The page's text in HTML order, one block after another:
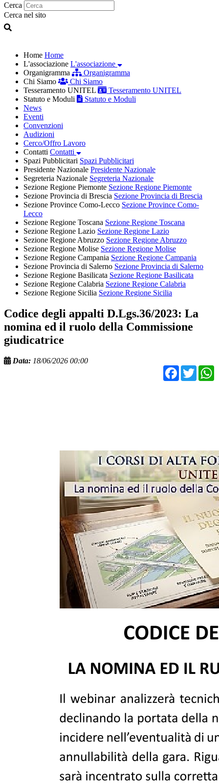
Cerca
Cerca nel sito
Home Home
L'associazione L'associazione
Organigramma
Organigramma
Chi Siamo
Chi Siamo
Tesseramento UNITEL
Tesseramento UNITEL
Statuto e Moduli
Statuto e Moduli
News
Eventi
Convenzioni
Audizioni
Cerco/Offro Lavoro
Contatti Contatti
Spazi Pubblicitari Spazi Pubblicitari
Presidente Nazionale Presidente Nazionale
Segreteria Nazionale Segreteria Nazionale
Sezione Regione Piemonte Sezione Regione Piemonte
Sezione Provincia di Brescia Sezione Provincia di Brescia
Sezione Province Como-Lecco Sezione Province Como-
Lecco
Sezione Regione Toscana Sezione Regione Toscana
Sezione Regione Lazio Sezione Regione Lazio
Sezione Regione Abruzzo Sezione Regione Abruzzo
Sezione Regione Molise Sezione Regione Molise
Sezione Regione Campania Sezione Regione Campania
Sezione Provincia di Salerno Sezione Provincia di Salerno
Sezione Regione Basilicata Sezione Regione Basilicata
Sezione Regione Calabria Sezione Regione Calabria
Sezione Regione Sicilia Sezione Regione Sicilia
Codice degli appalti D.Lgs.36/2023: La
nomina ed il ruolo della Commissione
giudicatrice
Data: 18/06/2026 00:00